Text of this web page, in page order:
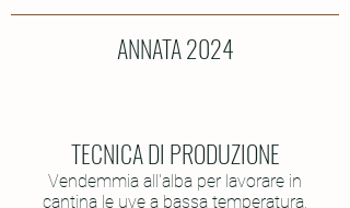
ANNATA 2024
TECNICA DI PRODUZIONE
Vendemmia all'alba per lavorare in
cantina le uve a bassa temperatura,